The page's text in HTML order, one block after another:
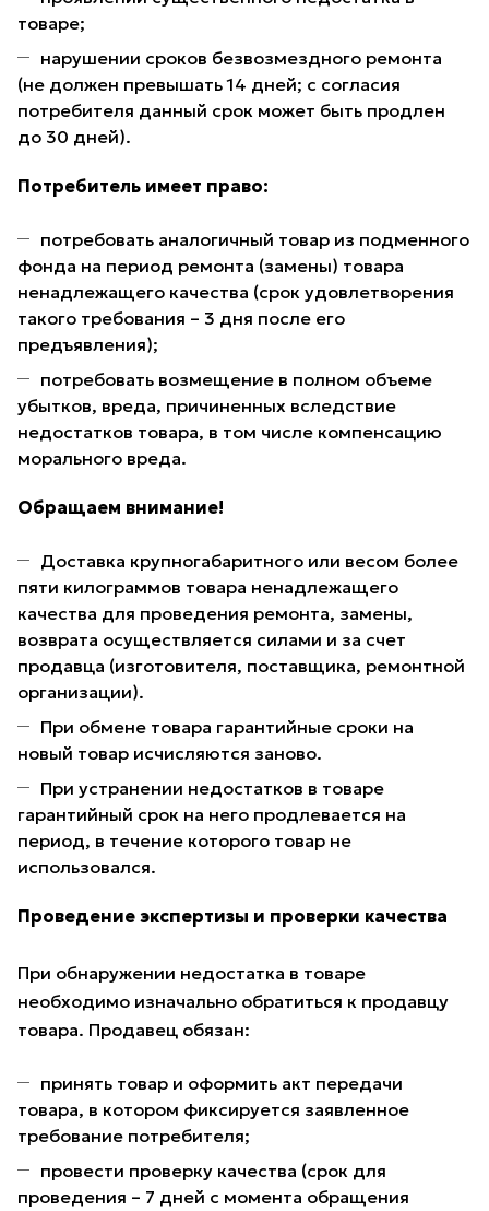
товаре;
нарушении сроков безвозмездного ремонта
(не должен превышать 14 дней; с согласия
потребителя данный срок может быть продлен
до 30 дней).
Потребитель имеет право:
потребовать аналогичный товар из подменного
фонда на период ремонта (замены) товара
ненадлежащего качества (срок удовлетворения
такого требования – 3 дня после его
предъявления);
потребовать возмещение в полном объеме
убытков, вреда, причиненных вследствие
недостатков товара, в том числе компенсацию
морального вреда.
Обращаем внимание!
Доставка крупногабаритного или весом более
пяти килограммов товара ненадлежащего
качества для проведения ремонта, замены,
возврата осуществляется силами и за счет
продавца (изготовителя, поставщика, ремонтной
организации).
При обмене товара гарантийные сроки на
новый товар исчисляются заново.
При устранении недостатков в товаре
гарантийный срок на него продлевается на
период, в течение которого товар не
использовался.
Проведение экспертизы и проверки качества
При обнаружении недостатка в товаре
необходимо изначально обратиться к продавцу
товара. Продавец обязан:
принять товар и оформить акт передачи
товара, в котором фиксируется заявленное
требование потребителя;
провести проверку качества (срок для
проведения – 7 дней с момента обращения